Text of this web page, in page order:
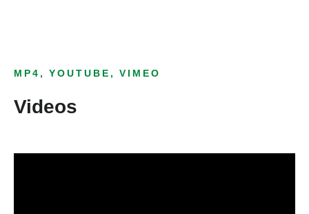
MP4, YOUTUBE, VIMEO
Videos